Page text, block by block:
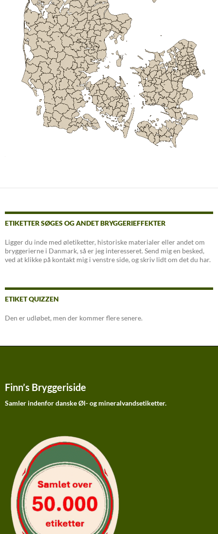
ETIKETTER SØGES OG ANDET BRYGGERIEFFEKTER
Ligger du inde med øletiketter, historiske materialer eller andet om
bryggerierne i Danmark, så er jeg interesseret. Send mig en besked,
ved at klikke på kontakt mig i venstre side, og skriv lidt om det du har.
ETIKET QUIZZEN
Den er udløbet, men der kommer flere senere.
Finn’s Bryggeriside
Samler indenfor danske Øl- og mineralvandsetiketter.